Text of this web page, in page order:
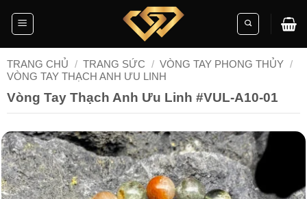
TRANG CHỦ / TRANG SỨC / VÒNG TAY PHONG THỦY /
VÒNG TAY THẠCH ANH ƯU LINH
Vòng Tay Thạch Anh Ưu Linh #VUL-A10-01